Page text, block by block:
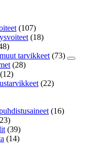
(107)
(18)
tarvikkeet (73)
(28)
(12)
(22)
(16)
(39)
(14)